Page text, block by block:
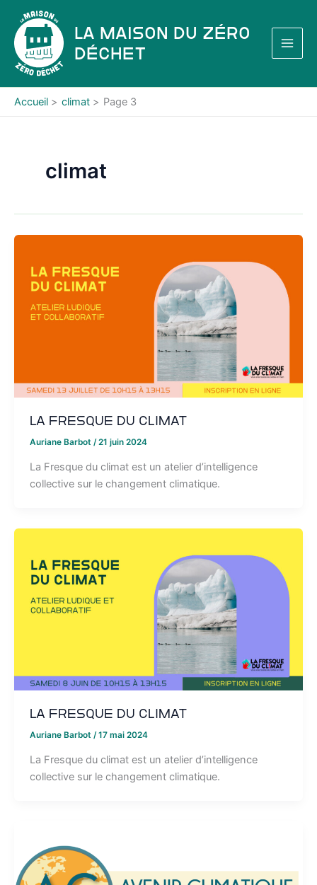
contenu
La Maison du Zéro
Déchet
Accueil climat Page 3
climat
La Fresque du Climat
Auriane Barbot /21 juin 2024
La Fresque du climat est un atelier d’intelligence
collective sur le changement climatique.
La Fresque du Climat
Auriane Barbot /17 mai 2024
La Fresque du climat est un atelier d’intelligence
collective sur le changement climatique.